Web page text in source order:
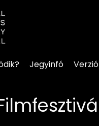
linkek
Jegyinfó